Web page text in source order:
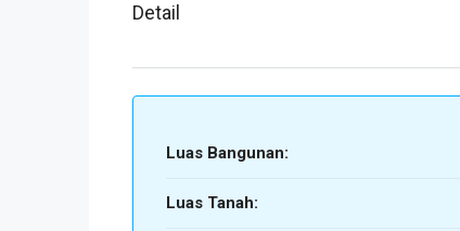
Detail
Luas Bangunan:
Luas Tanah: